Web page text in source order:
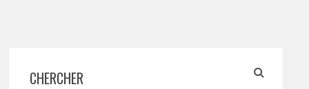
CHERCHER